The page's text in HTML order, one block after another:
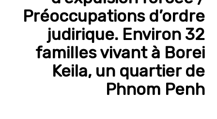
Préoccupations d’ordre
judirique. Environ 32
familles vivant à Borei
Keila, un quartier de
Phnom Penh